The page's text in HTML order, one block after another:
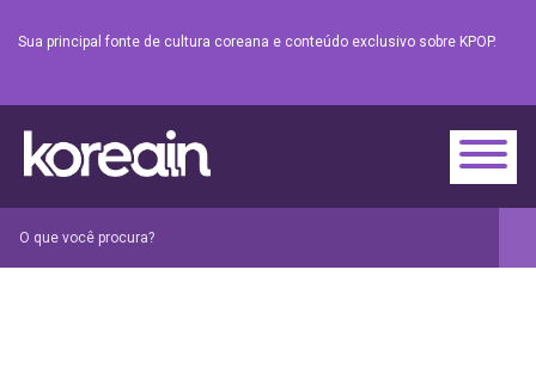
Sua principal fonte de cultura coreana e conteúdo exclusivo sobre KPOP.